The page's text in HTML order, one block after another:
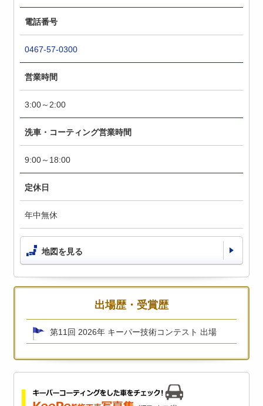
電話番号
0467-57-0300
営業時間
3:00～2:00
洗車・コーティング営業時間
9:00～18:00
定休日
年中無休
地図を見る
出場歴・受賞歴
第11回 2026年 キーパー技術コンテスト 出場